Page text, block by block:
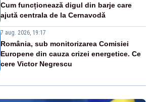
Cum funcționează digul din barje care
ajută centrala de la Cernavodă
7 aug. 2026, 19:17
România, sub monitorizarea Comisiei
Europene din cauza crizei energetice. Ce
cere Victor Negrescu